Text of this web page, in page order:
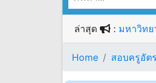
ล่าสุด : มหาวิทย
Home สอบครูอัต